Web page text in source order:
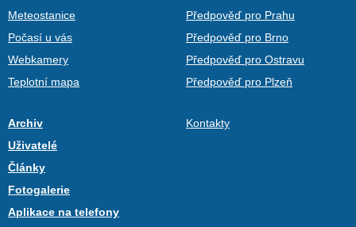
Meteostanice
Počasí u vás
Webkamery
Teplotní mapa
Předpověď pro Prahu
Předpověď pro Brno
Předpověď pro Ostravu
Předpověď pro Plzeň
Archiv
Uživatelé
Články
Fotogalerie
Aplikace na telefony
Kontakty